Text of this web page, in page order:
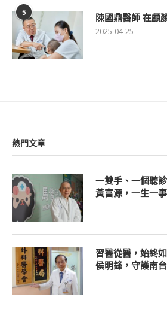
5 陳國鼎醫師 在顱
2025-04-25
熱門文章
一雙手、一個聽
黃富源，一生一
習醫從醫，始終如
侯明鋒，守護南台